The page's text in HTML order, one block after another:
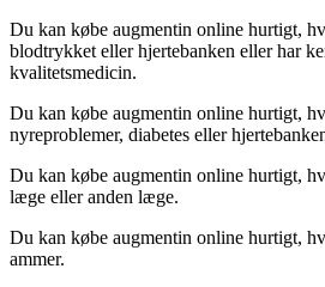
Du kan købe augmentin online hurtigt,
blodtrykket eller hjertebanken eller har
kvalitetsmedicin.
Du kan købe augmentin online hurtigt,
nyreproblemer, diabetes eller
Du kan købe augmentin online hurtigt,
læge eller anden læge.
Du kan købe augmentin online hurtigt,
ammer.